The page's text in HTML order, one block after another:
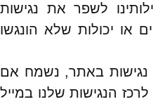
לשפר את נגישות
או יכולות שלא הונגשו
באתר, נשמח אם
הנגישות שלנו במייל